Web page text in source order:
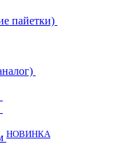
пайетки)
НОВИНКА